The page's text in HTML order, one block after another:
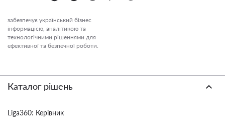
забезпечує український бізнес
інформацією, аналітикою та
технологічними рішеннями для
ефективної та безпечної роботи.
Каталог рішень
Liga360: Керівник